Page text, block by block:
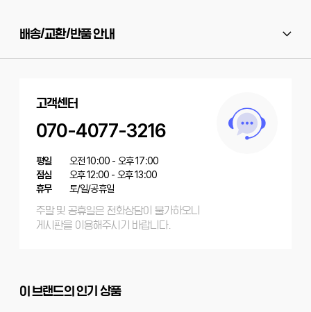
배송/교환/반품 안내
고객센터
070-4077-3216
평일
오전 10:00 - 오후 17:00
점심
오후 12:00 - 오후 13:00
휴무
토/일/공휴일
주말 및 공휴일은 전화상담이 불가하오니
게시판을 이용해주시기 바랍니다.
이 브랜드의 인기 상품